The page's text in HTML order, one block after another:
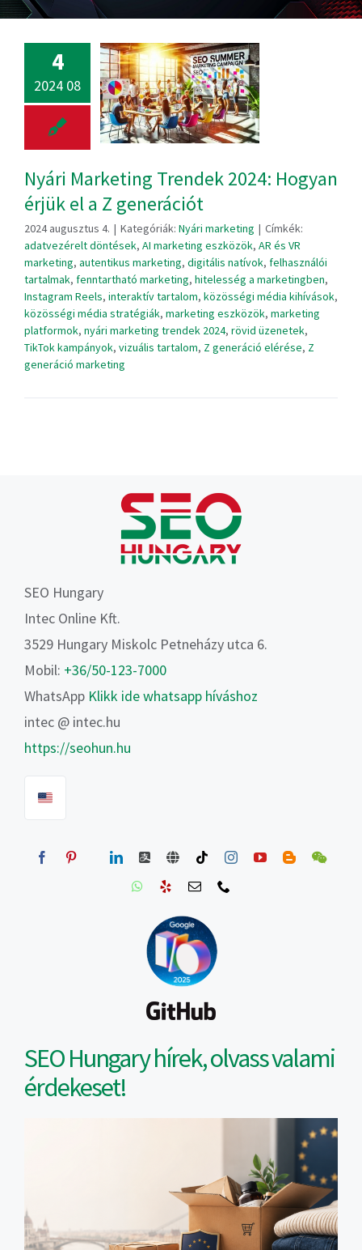
4
2024 08
Nyári Marketing Trendek 2024: Hogyan
érjük el a Z generációt
2024 augusztus 4. | Kategóriák: Nyári marketing | Címkék:
adatvezérelt döntések, AI marketing eszközök, AR és VR
marketing, autentikus marketing, digitális natívok, felhasználói
tartalmak, fenntartható marketing, hitelesség a marketingben,
Instagram Reels, interaktív tartalom, közösségi média kihívások,
közösségi média stratégiák, marketing eszközök, marketing
platformok, nyári marketing trendek 2024, rövid üzenetek,
TikTok kampányok, vizuális tartalom, Z generáció elérése, Z
generáció marketing
SEO Hungary
Intec Online Kft.
3529 Hungary Miskolc Petneházy utca 6.
Mobil: +36/50-123-7000
WhatsApp Klikk ide whatsapp híváshoz
intec @ intec.hu
https://seohun.hu
SEO Hungary hírek, olvass valami
érdekeset!